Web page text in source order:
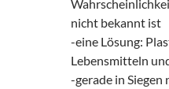
nicht bekannt ist
-eine Lösung:
Lebensmitteln
-gerade in Siegen